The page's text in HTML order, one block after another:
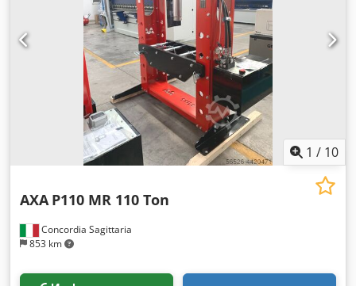
1 / 10
Concordia Sagittaria
853 km
AXA P110 MR 110 Ton